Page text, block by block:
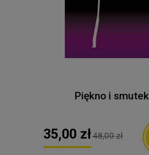
Piękno i smutek
35,00 zł48,00 zł